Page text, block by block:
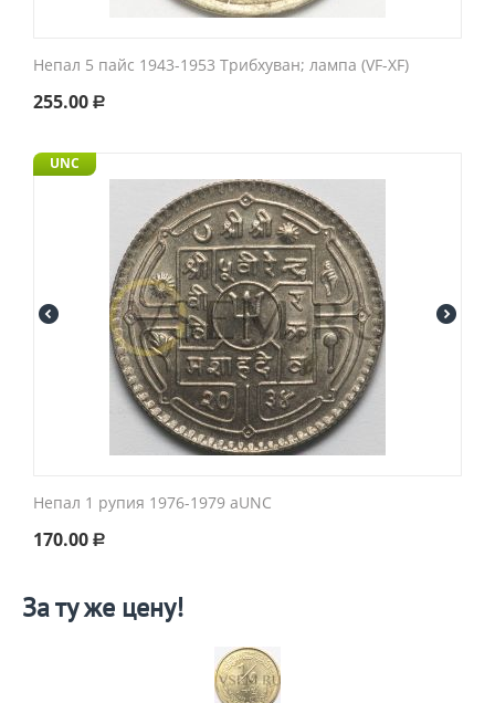
Непал 5 пайс 1943-1953 Трибхуван; лампа (VF-XF)
255.00 Р
UNC
Непал 1 рупия 1976-1979 aUNC
170.00 Р
За ту же цену!